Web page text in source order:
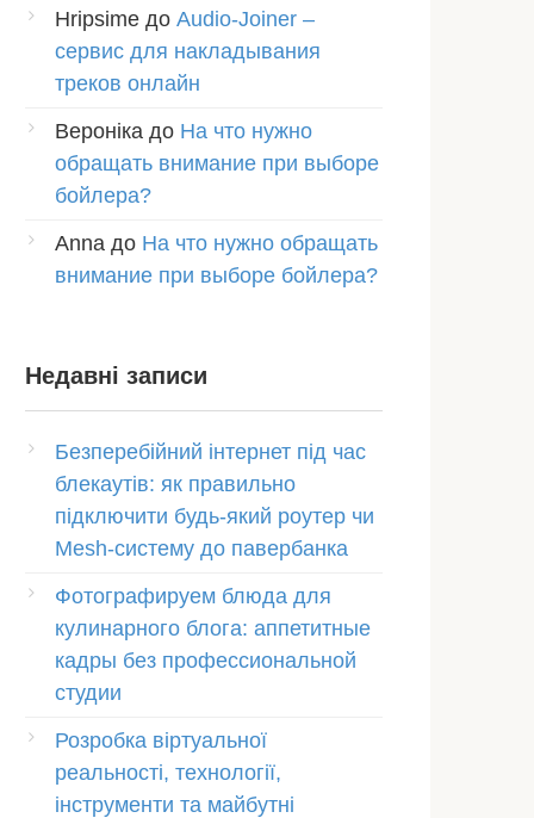
Hripsime до Audio-Joiner –
сервис для накладывания
треков онлайн
Вероніка до На что нужно
обращать внимание при выборе
бойлера?
Anna до На что нужно обращать
внимание при выборе бойлера?
Недавні записи
Безперебійний інтернет під час
блекаутів: як правильно
підключити будь-який роутер чи
Mesh-систему до павербанка
Фотографируем блюда для
кулинарного блога: аппетитные
кадры без профессиональной
студии
Розробка віртуальної
реальності, технології,
інструменти та майбутні